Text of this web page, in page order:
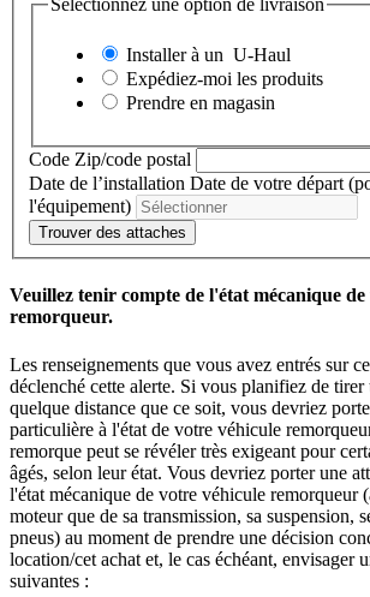
Sélectionnez une option de livraison
Installer à un U-Haul
Expédiez-moi les produits
Prendre en magasin
Code Zip/code postal
Date de l’installation Date de votre départ
l'équipement)
Trouver des attaches
Veuillez tenir compte de l'état mécanique
remorqueur.
Les renseignements que vous avez entrés sur
déclenché cette alerte. Si vous planifiez de tirer
quelque distance que ce soit, vous devriez
particulière à l'état de votre véhicule
remorque peut se révéler très exigeant pour
âgés, selon leur état. Vous devriez porter une
l'état mécanique de votre véhicule remorqueur
moteur que de sa transmission, sa suspension,
pneus) au moment de prendre une décision
location/cet achat et, le cas échéant, envisager
suivantes :